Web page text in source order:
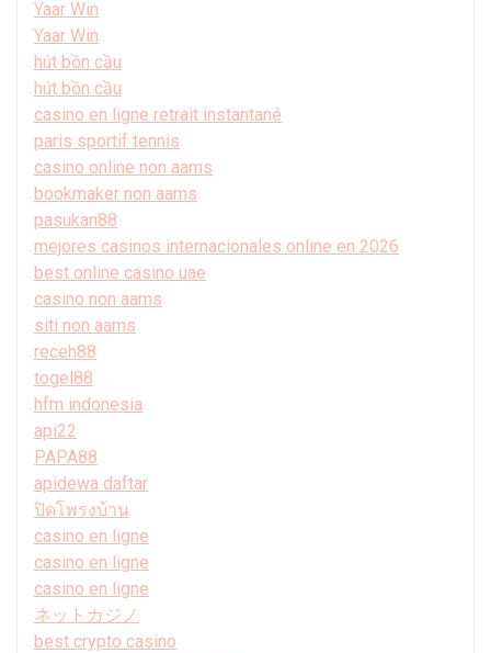
Yaar Win
Yaar Win
hút bồn cầu
hút bồn cầu
casino en ligne retrait instantané
paris sportif tennis
casino online non aams
bookmaker non aams
pasukan88
mejores casinos internacionales online en 2026
best online casino uae
casino non aams
siti non aams
receh88
togel88
hfm indonesia
api22
PAPA88
apidewa daftar
ปิดโพรงบ้าน
casino en ligne
casino en ligne
casino en ligne
ネットカジノ
best crypto casino